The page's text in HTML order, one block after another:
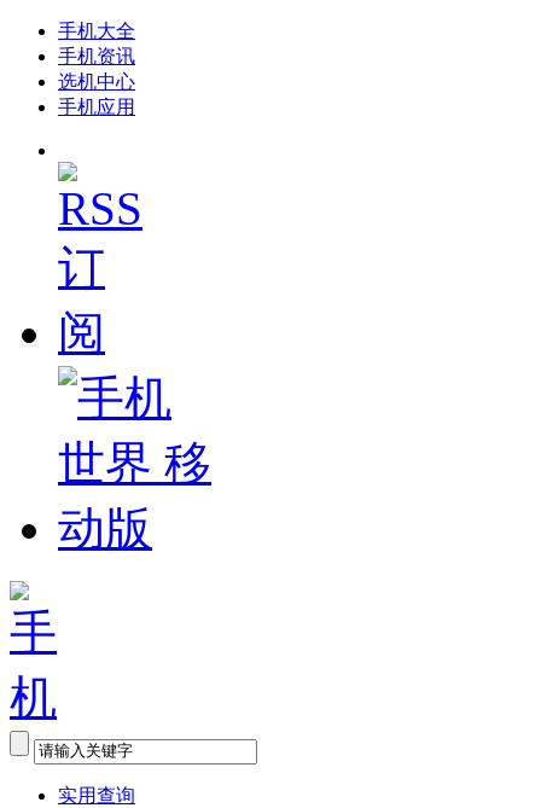
手机大全
手机资讯
选机中心
手机应用
实用查询